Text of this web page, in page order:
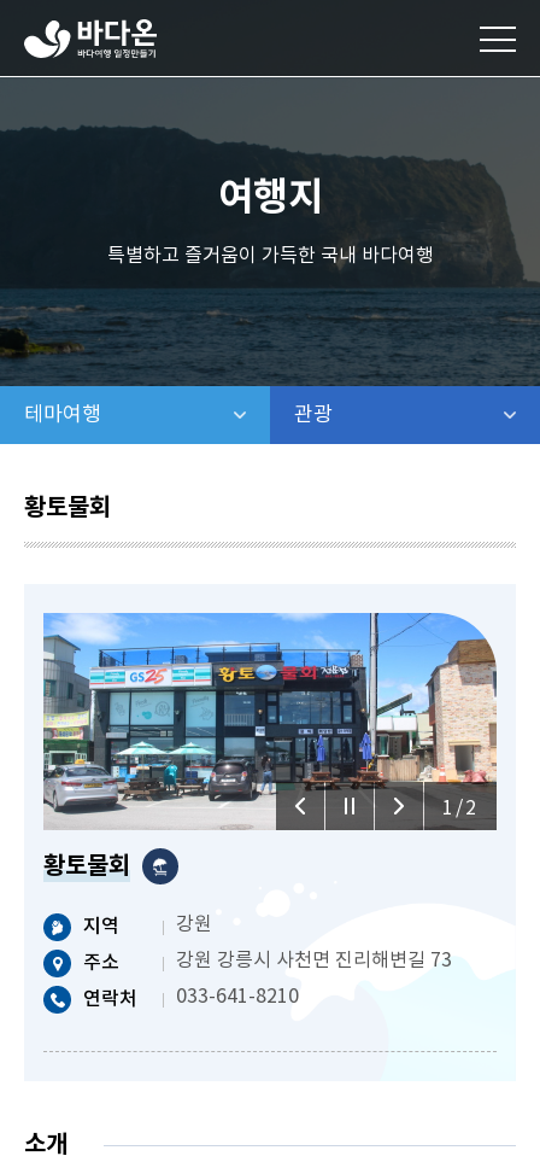
다
온
다
기
여행지
특별하고 즐거움이 가득한 국내 바다여행
테마여행 같은 레벨 메뉴 보기 관광
황토물회
1/2
황토물회
지역
강원
주소
강원 강릉시 사천면 진리해변길 73
연락처
033-641-8210
소개